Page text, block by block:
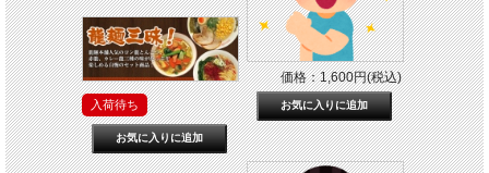
入荷待ち
価格：1,600円(税込)